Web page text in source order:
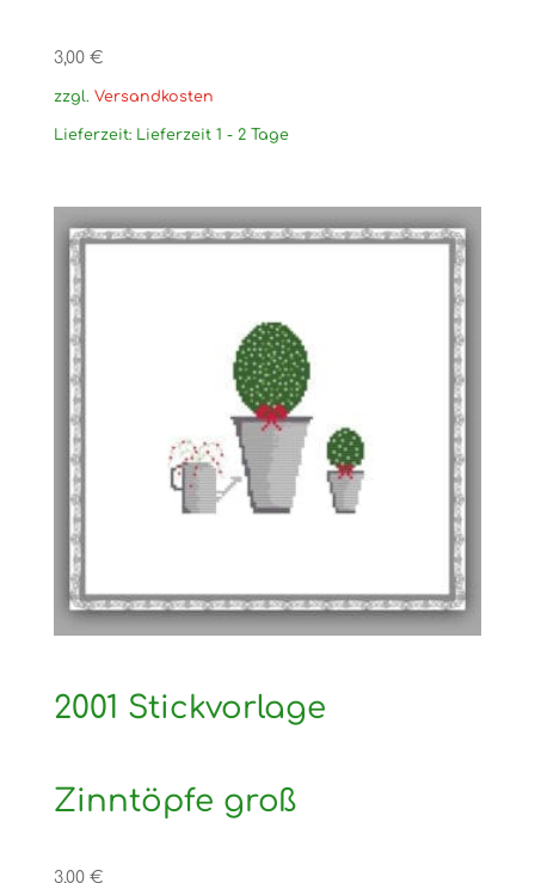
3,00 €
zzgl. Versandkosten
Lieferzeit: Lieferzeit 1 - 2 Tage
2001 Stickvorlage
Zinntöpfe groß
3,00 €